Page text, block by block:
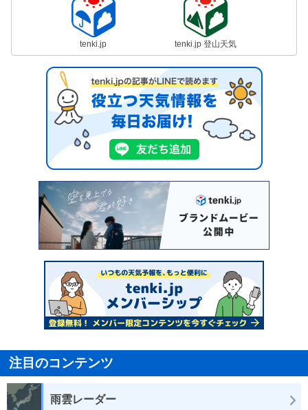
tenki.jp tenki.jp 登山天気
注目のコンテンツ
雨雲レーダー